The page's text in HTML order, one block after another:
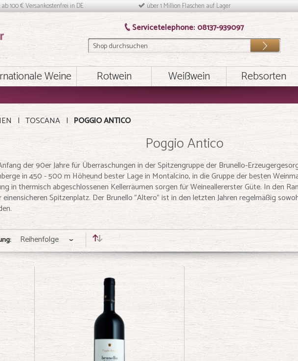
ab 100 € Versankostenfrei in DE über 1 Million Flaschen auf Lager
Servicetelephone: 08137-939097
Los
Weine Rotwein Weißwein Rebsorten
TOSCANA POGGIO ANTICO
Poggio Antico
der 90er Jahre für Überraschungen in der Spitzengruppe der Brunello-
in 450 - 500 m Höheund bester Lage in Montalcino, in die Gruppe der besten
in thermisch abgeschlossenen Kellerräumen sorgen für Weineallererster Güte. In den
Spitzenplatz. Der Brunello "Altero" ist in den letzten Jahren regelmäßig